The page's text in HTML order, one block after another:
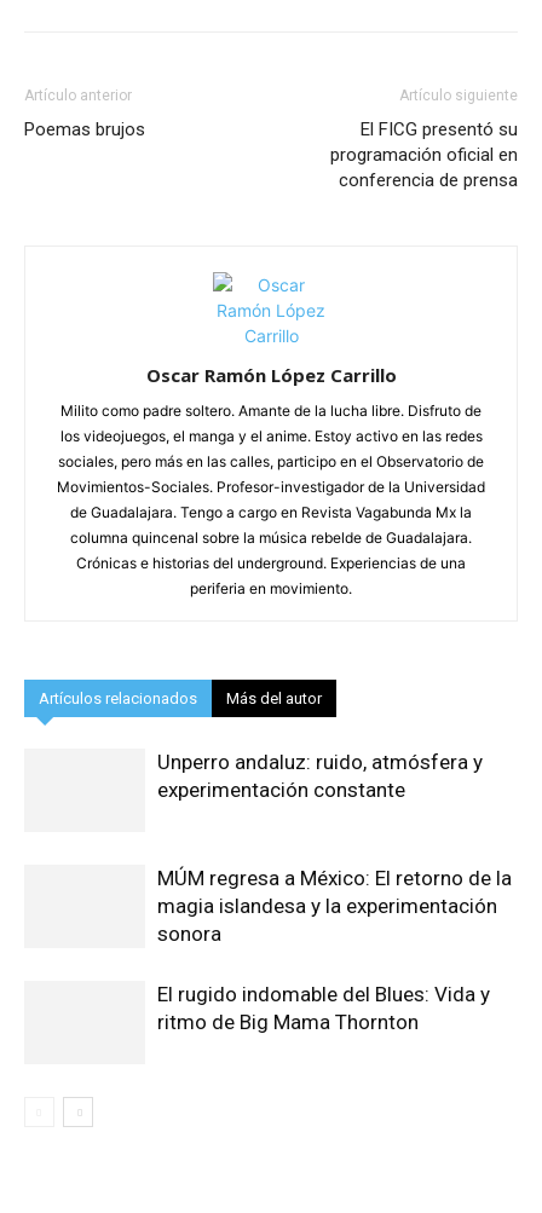
Artículo anterior
Poemas brujos
Artículo siguiente
El FICG presentó su
programación oficial en
conferencia de prensa
Oscar Ramón López Carrillo
Milito como padre soltero. Amante de la lucha libre. Disfruto de
los videojuegos, el manga y el anime. Estoy activo en las redes
sociales, pero más en las calles, participo en el Observatorio de
Movimientos-Sociales. Profesor-investigador de la Universidad
de Guadalajara. Tengo a cargo en Revista Vagabunda Mx la
columna quincenal sobre la música rebelde de Guadalajara.
Crónicas e historias del underground. Experiencias de una
periferia en movimiento.
Artículos relacionados Más del autor
Unperro andaluz: ruido, atmósfera y
experimentación constante
MÚM regresa a México: El retorno de la
magia islandesa y la experimentación
sonora
El rugido indomable del Blues: Vida y
ritmo de Big Mama Thornton